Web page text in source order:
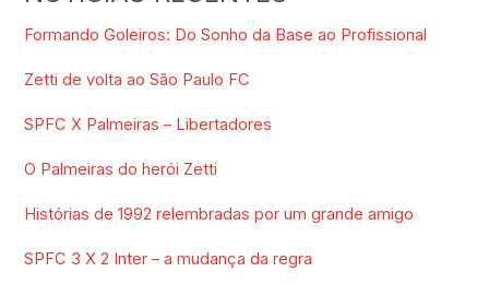
Formando Goleiros: Do Sonho da Base ao Profissional
Zetti de volta ao São Paulo FC
SPFC X Palmeiras – Libertadores
O Palmeiras do herói Zetti
Histórias de 1992 relembradas por um grande amigo
SPFC 3 X 2 Inter – a mudança da regra